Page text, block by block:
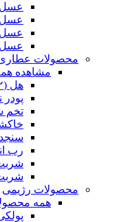
عسل
عسل
عسل
عسل
محصولات
مشاهده
هل (۲مثقال)
پودر
تخم
سنجد
رب
محصولات رژیمی
همه